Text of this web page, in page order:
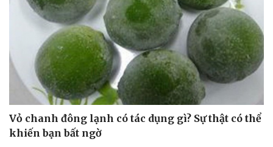
Vỏ chanh đông lạnh có tác dụng gì? Sự thật có thể
khiến bạn bất ngờ